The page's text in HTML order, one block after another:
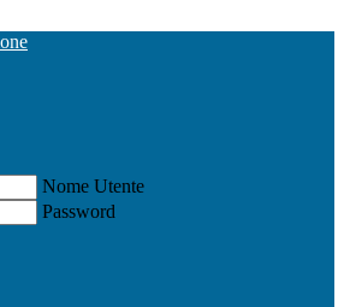
Nome Utente
Password